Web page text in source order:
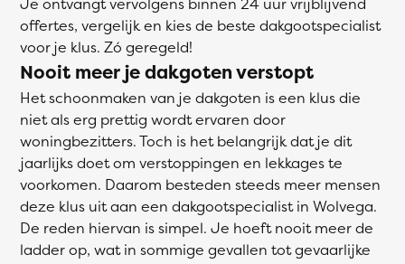
offertes, vergelijk en kies de beste dakgootspecialist
voor je klus. Zó geregeld!
Nooit meer je dakgoten verstopt
Het schoonmaken van je dakgoten is een klus die
niet als erg prettig wordt ervaren door
woningbezitters. Toch is het belangrijk dat je dit
jaarlijks doet om verstoppingen en lekkages te
voorkomen. Daarom besteden steeds meer mensen
deze klus uit aan een dakgootspecialist in Wolvega.
De reden hiervan is simpel. Je hoeft nooit meer de
ladder op, wat in sommige gevallen tot gevaarlijke